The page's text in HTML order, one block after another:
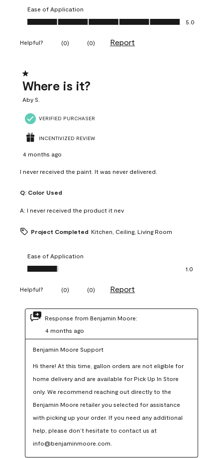
Ease of Application
Ease of Application, 5.0 out of 5
5.0
Helpful? (0) (0) Report
1 out of 5 stars.
Where is it?
Aby S.
VERIFIED PURCHASER
INCENTIVIZED REVIEW
4 months ago
I never received the paint. It was never delivered.
Q: Color Used
A: I never received the product it nev
Project Completed Kitchen, Ceiling, Living Room
Ease of Application
Ease of Application, 1.0 out of 5
1.0
Helpful? (0) (0) Report
Response from Benjamin Moore:
4 months ago
Benjamin Moore Support
Hi there! At this time, gallon orders are not eligible for
home delivery and are available for Pick Up In Store
only. We recommend reaching out directly to the
Benjamin Moore retailer you selected for assistance
with picking up your order. If you need any additional
help, please don’t hesitate to contact us at
info@benjaminmoore.com.